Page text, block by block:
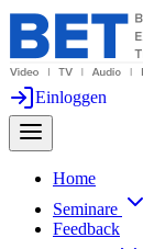
Einloggen
Home
Seminare
Feedback